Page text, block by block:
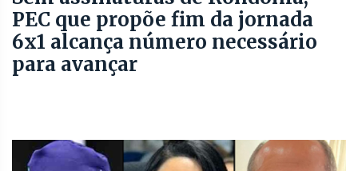
PEC que propõe fim da jornada
6x1 alcança número necessário
para avançar